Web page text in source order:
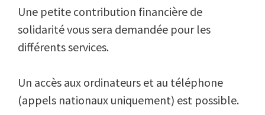
Une petite contribution financière de
solidarité vous sera demandée pour les
différents services.
Un accès aux ordinateurs et au téléphone
(appels nationaux uniquement) est possible.